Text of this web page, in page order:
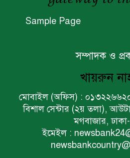
টাকার ৯
ফরচুন
জরিমানা
পণ্য
কেন্দ্রীয়
Sample Page
সম্পাদক ও
খায়রুন
মোবাইল (অফিস) :
বিশাল সেন্টার (২য় তলা),
মগবাজার,
ইমেইল :